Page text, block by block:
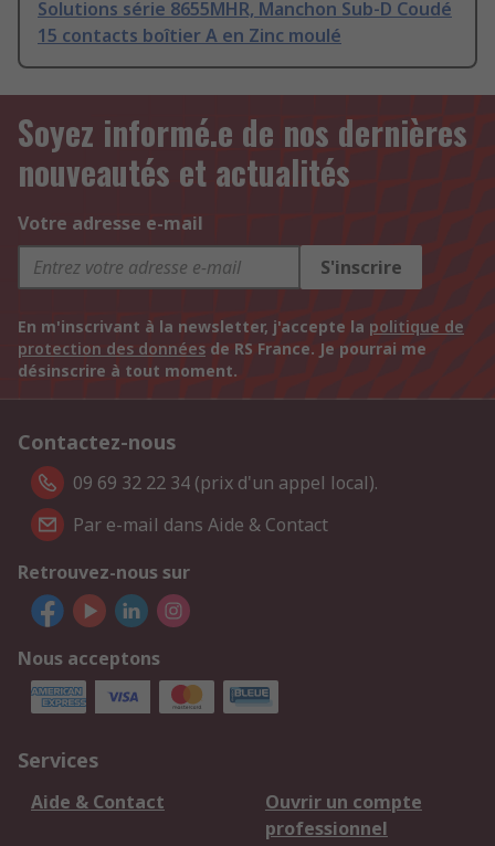
Solutions série 8655MHR, Manchon Sub-D Coudé
15 contacts boîtier A en Zinc moulé
Soyez informé.e de nos dernières
nouveautés et actualités
Votre adresse e-mail
S'inscrire
En m'inscrivant à la newsletter, j'accepte la politique de
protection des données de RS France. Je pourrai me
désinscrire à tout moment.
Contactez-nous
09 69 32 22 34 (prix d'un appel local).
Par e-mail dans Aide & Contact
Retrouvez-nous sur
Nous acceptons
Services
Aide & Contact
Ouvrir un compte
professionnel